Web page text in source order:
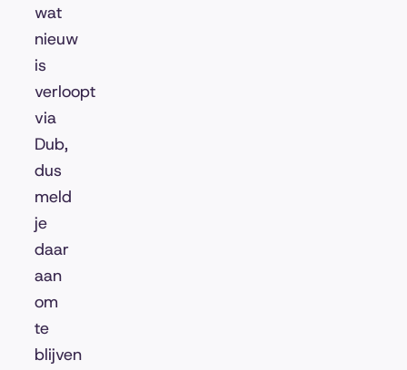
wat
nieuw
is
verloopt
via
Dub,
dus
meld
je
daar
aan
om
te
blijven